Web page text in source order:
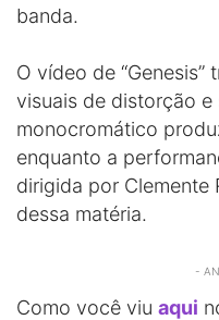
banda.
O vídeo de
visuais de distorção
monocromático
enquanto a
dirigida por Clemente
dessa matéria.
-
Como você viu aqui